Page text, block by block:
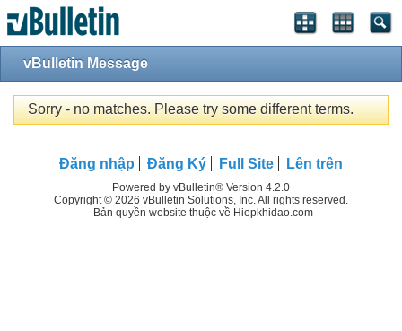
vBulletin Message
Sorry - no matches. Please try some different terms.
Đăng nhập Đăng Ký Full Site Lên trên
Powered by vBulletin® Version 4.2.0
Copyright © 2026 vBulletin Solutions, Inc. All rights reserved.
Bản quyền website thuộc về Hiepkhidao.com